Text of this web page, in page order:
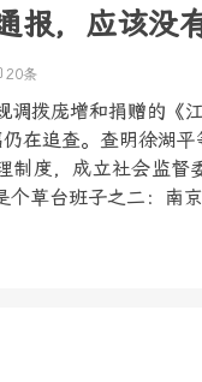
报，应该没
20条
调拨庞增和捐赠的《
在追查。查明徐湖
制度，成立社会监督
个草台班子之二：